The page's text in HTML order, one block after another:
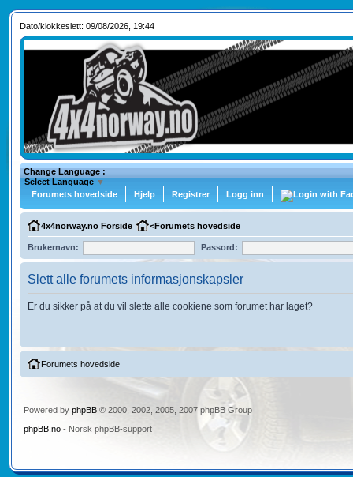
Dato/klokkeslett: 09/08/2026, 19:44
Change Language :
Select Language ▼
Forumets hovedside
Hjelp Registrer Logg inn
4x4norway.no Forside <Forumets hovedside
Brukernavn: Passord:
Slett alle forumets informasjonskapsler
Er du sikker på at du vil slette alle cookiene som forumet har laget?
Forumets hovedside
Powered by phpBB© 2000, 2002, 2005, 2007 phpBB Group
phpBB.no- Norsk phpBB-support